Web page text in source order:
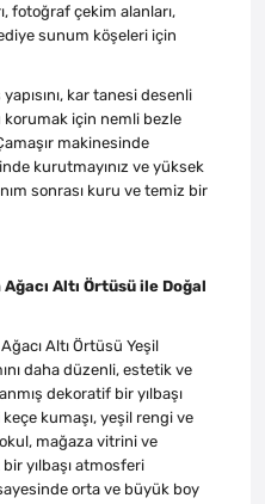
fotoğraf çekim alanları,
sunum köşeleri için
kar tanesi desenli
için nemli bezle
makinesinde
kurutmayınız ve yüksek
sonrası kuru ve temiz bir
Altı Örtüsü ile Doğal
Altı Örtüsü Yeşil
daha düzenli, estetik ve
dekoratif bir yılbaşı
kumaşı, yeşil rengi ve
mağaza vitrini ve
yılbaşı atmosferi
orta ve büyük boy